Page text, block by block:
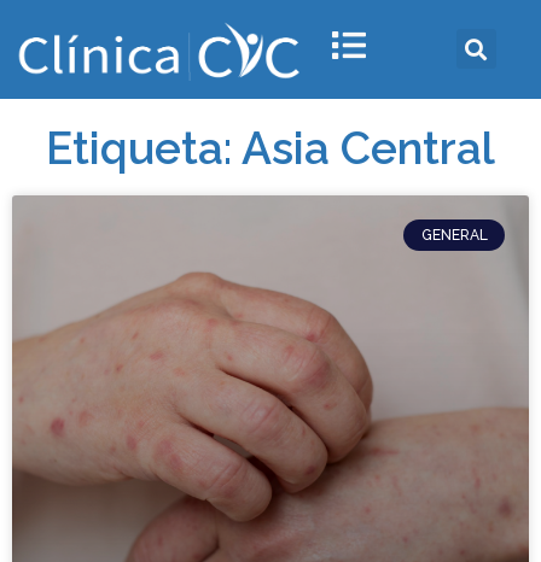
Etiqueta: Asia Central
GENERAL